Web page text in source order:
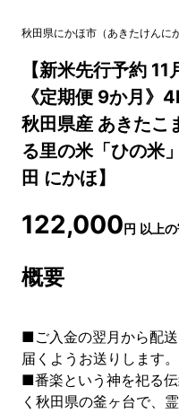
秋田県にかほ市 （あきたけんに
【新米先行予約 11
《定期便 9か月
秋田県産 あきた
る里の米「ひの米
田 にかほ】
122,000円 以上
概要
■ご入金の翌月から配
届くようお送りします。
■番楽という神を祀る
く秋田県の釜ヶ台で、